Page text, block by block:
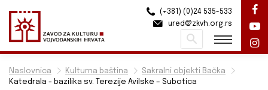
Naslovnica Kulturna baština
Sakralni objekti Bačka
Katedrala - bazilika sv. Terezije Avilske – Subotica
(+381) (0)24 535-533
ured@zkvh.org.rs
Pretraži